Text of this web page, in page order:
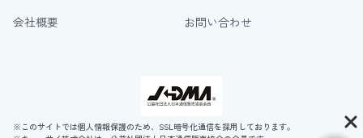
会社概要 お問い合わせ
※このサイトでは個人情報保護のため、SSL暗号化通信を採用しております。